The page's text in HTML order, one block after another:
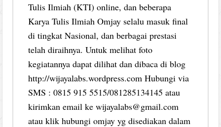
Tulis Ilmiah (KTI) online, dan beberapa
Karya Tulis Ilmiah Omjay selalu masuk final
di tingkat Nasional, dan berbagai prestasi
telah diraihnya. Untuk melihat foto
kegiatannya dapat dilihat dan dibaca di blog
http://wijayalabs.wordpress.com Hubungi via
SMS : 0815 915 5515/081285134145 atau
kirimkan email ke wijayalabs@gmail.com
atau klik hubungi omjay yg disediakan dalam